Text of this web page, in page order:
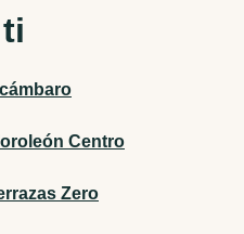
Centro
Zero